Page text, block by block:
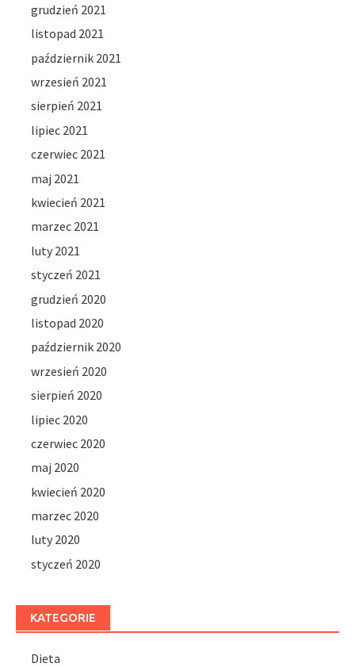
grudzień 2021
listopad 2021
październik 2021
wrzesień 2021
sierpień 2021
lipiec 2021
czerwiec 2021
maj 2021
kwiecień 2021
marzec 2021
luty 2021
styczeń 2021
grudzień 2020
listopad 2020
październik 2020
wrzesień 2020
sierpień 2020
lipiec 2020
czerwiec 2020
maj 2020
kwiecień 2020
marzec 2020
luty 2020
styczeń 2020
KATEGORIE
Dieta